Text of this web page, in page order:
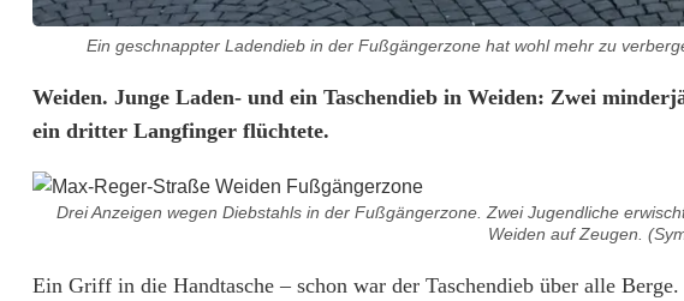
Ein geschnappter Ladendieb in der Fußgängerzone hat wohl mehr zu
T
a
s
h
Weiden. Junge Laden- und ein Taschendieb in Weiden: Zwei
ein dritter Langfinger flüchtete.
Drei Anzeigen wegen Diebstahls in der Fußgängerzone. Zwei Jugendliche
Weiden auf Zeugen.
Ein Griff in die Handtasche – schon war der Taschendieb über alle